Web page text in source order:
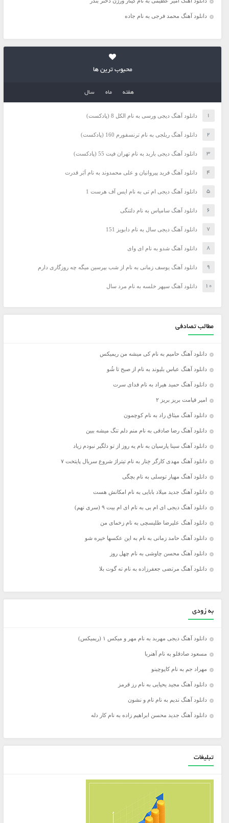
دانلود آهنگ محمد فرجی به نام جاده
محبوب ترین ها
هفته ماه سال
دانلود آهنگ دیجی ورسی به نام الکل 8 (پادکست)
دانلود آهنگ ریلجی به نام ترنسفورم 160 (پادکست)
دانلود آهنگ دیجی باربد به نام تهران فیت 55 (پادکست)
دانلود آهنگ فرید پیروانیان و علی محمدوند به نام اَبَر قدرت
دانلود آهنگ دیجی ام تی به نام ایس آف هرست 1
دانلود آهنگ سامیاس به نام دلتنگی
دانلود آهنگ دیجی سال به نام دابویز 151
دانلود آهنگ شدو به نام ای وای
دانلود آهنگ یوسف زمانی به نام از شب بپرسین میگه چه روزگاری دارم
دانلود آهنگ سپهر خلسه به نام مرد سال
مطالب تصادفی
دانلود آهنگ حامیم به نام کی میشه من ریمیکس
دانلود آهنگ عباس بلیوند به نام از صبح تا شُو
دانلود آهنگ حمید هیراد به نام فدای سرت
امیر قیامت بریز بریز ۲
دانلود آهنگ میثاق راد به نام کوچمون
دانلود آهنگ رضا صادقی به نام منم دلم تنگ میشه ببین
دانلود آهنگ سینا پارسیان به نام یه روز از تو دلگیر نبودم زیاد
دانلود آهنگ مهدی کارگر خِنار به نام تیتراژ شروع سریال پایتخت ۷
دانلود آهنگ مهیار توسلی به نام بچگی
دانلود آهنگ جدید میلاد بابایی به نام امکانش هست
دانلود آهنگ دیجی ای ام بی به نام ای ام بیت ۹ (سری نهم)
دانلود آهنگ علیرضا طلیسچی به نام زخمای من
دانلود آهنگ حامد زمانی به نام به این عکسها خیره شو
دانلود آهنگ محسن چاوشی به نام چهل روز
دانلود آهنگ مرتضی جعفرزاده به نام ته گوت بلا
به زودی
دانلود آهنگ دیجی مهربد به نام مهر و میکس ۱ (ریمیکس)
مسعود صادقلو به نام آهنربا
مهراد جم به نام کاپوچینو
دانلود آهنگ مجید یحیایی به نام رز قرمز
دانلود آهنگ ندیم به نام نام و نشون
دانلود آهنگ جدید محسن ابراهیم زاده به نام کار دله
تبلیغات